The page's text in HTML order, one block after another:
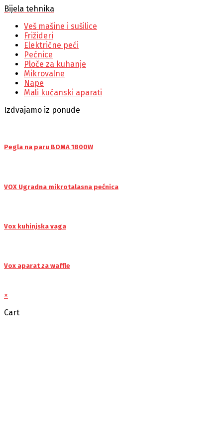
Bijela tehnika
Veš mašine i sušilice
Frižideri
Električne peći
Pećnice
Ploče za kuhanje
Mikrovalne
Nape
Mali kućanski aparati
Izdvajamo iz ponude
Pegla na paru BOMA 1800W
VOX Ugradna mikrotalasna pećnica
Vox kuhinjska vaga
Vox aparat za waffle
×
Cart